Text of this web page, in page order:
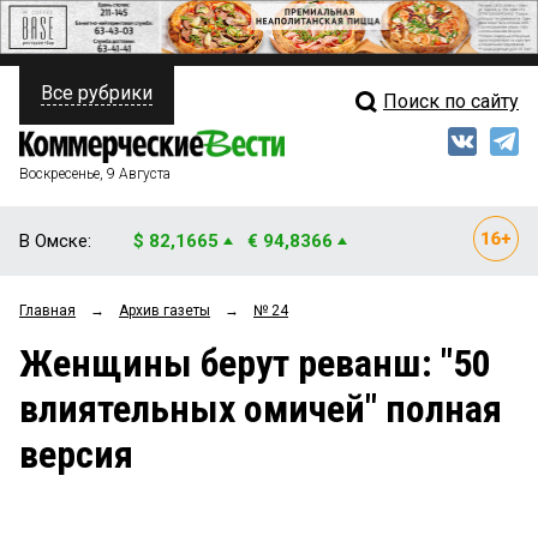
ПОЛИТИКА
ФИНАНСЫ
ОБЩЕСТВО
ЗАКОН
Свежий выпуск
Рейтинги
Блоги
Все рубрики Поиск по сайту
Воскресенье, 9 Августа
В Омске: $ 82,1665 € 94,8366
Главная → Архив газеты → № 24
Женщины берут реванш: "50
влиятельных омичей" полная
версия